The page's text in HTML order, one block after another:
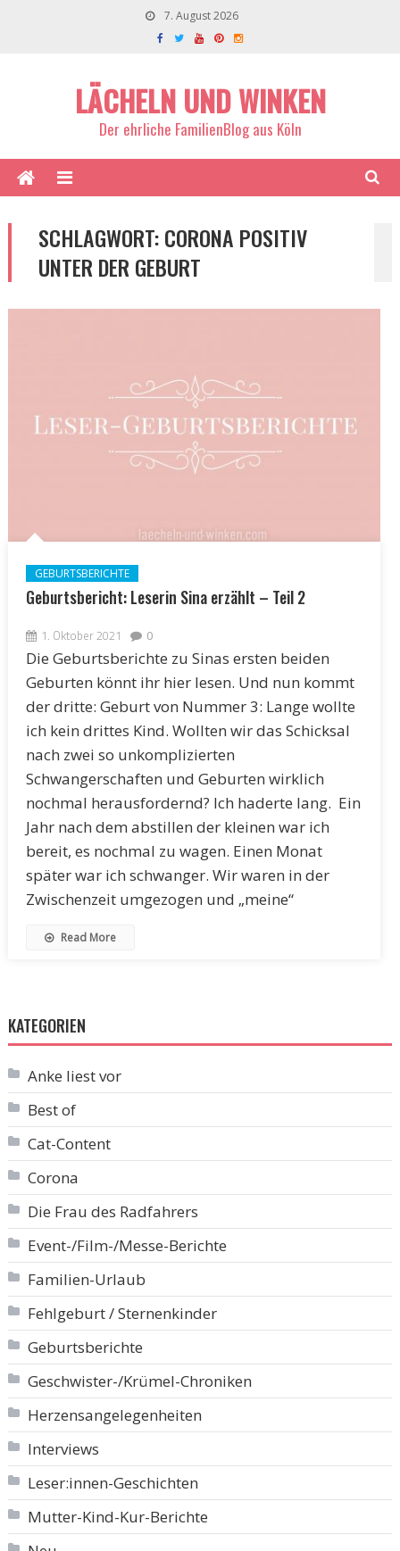
7. August 2026
LÄCHELN UND WINKEN
Der ehrliche FamilienBlog aus Köln
SCHLAGWORT:CORONA POSITIV
UNTER DER GEBURT
GEBURTSBERICHTE
Geburtsbericht: Leserin Sina erzählt – Teil 2
1. Oktober 2021 0
Die Geburtsberichte zu Sinas ersten beiden
Geburten könnt ihr hier lesen. Und nun kommt
der dritte: Geburt von Nummer 3: Lange wollte
ich kein drittes Kind. Wollten wir das Schicksal
nach zwei so unkomplizierten
Schwangerschaften und Geburten wirklich
nochmal herausfordernd? Ich haderte lang. Ein
Jahr nach dem abstillen der kleinen war ich
bereit, es nochmal zu wagen. Einen Monat
später war ich schwanger. Wir waren in der
Zwischenzeit umgezogen und „meine“
Read More
KATEGORIEN
Anke liest vor
Best of
Cat-Content
Corona
Die Frau des Radfahrers
Event-/Film-/Messe-Berichte
Familien-Urlaub
Fehlgeburt / Sternenkinder
Geburtsberichte
Geschwister-/Krümel-Chroniken
Herzensangelegenheiten
Interviews
Leser:innen-Geschichten
Mutter-Kind-Kur-Berichte